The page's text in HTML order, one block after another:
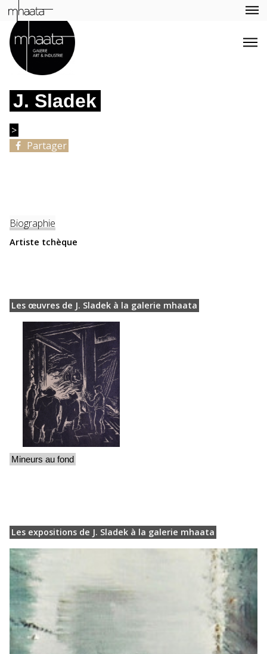
J. Sladek
>
Partager
Biographie
Artiste tchèque
Les œuvres de J. Sladek à la galerie mhaata
Mineurs au fond
Les expositions de J. Sladek à la galerie mhaata